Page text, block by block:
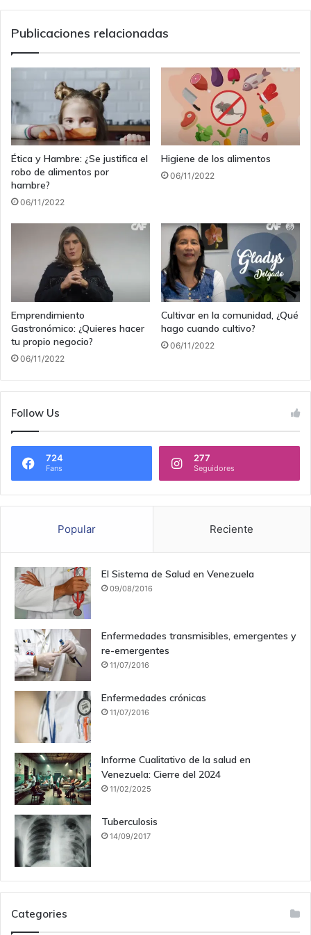
Publicaciones relacionadas
Ética y Hambre: ¿Se justifica el
robo de alimentos por
hambre?
06/11/2022
Higiene de los alimentos
06/11/2022
Emprendimiento
Gastronómico: ¿Quieres hacer
tu propio negocio?
06/11/2022
Cultivar en la comunidad, ¿Qué
hago cuando cultivo?
06/11/2022
Follow Us
724
Fans
277
Seguidores
Popular Reciente
El Sistema de Salud en Venezuela
09/08/2016
Enfermedades transmisibles, emergentes y
re-emergentes
11/07/2016
Enfermedades crónicas
11/07/2016
Informe Cualitativo de la salud en
Venezuela: Cierre del 2024
11/02/2025
Tuberculosis
14/09/2017
Categories